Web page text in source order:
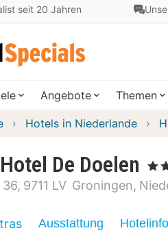
seit 20 Jahren
Angebote Themen
Hotels in Niederlande
De Doelen , 3
9711 LV Groningen
Ausstattung